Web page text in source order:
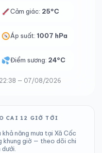
Cảm giác: 25°C
Áp suất:1007 hPa
Điểm sương: 24°C
— 07/08/2026
CAI 12 GIỜ TỚI
năng mưa tại Xã Cốc
khung giờ — theo dõi chi